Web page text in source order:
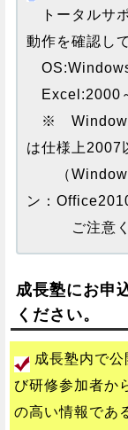
トータルサ
動作を確認し
Excel:2000
※
は仕様上2007
（
ン：
ご注意く
成長塾にお申
ください。
成長塾内で
び研修参加者か
の高い情報であ